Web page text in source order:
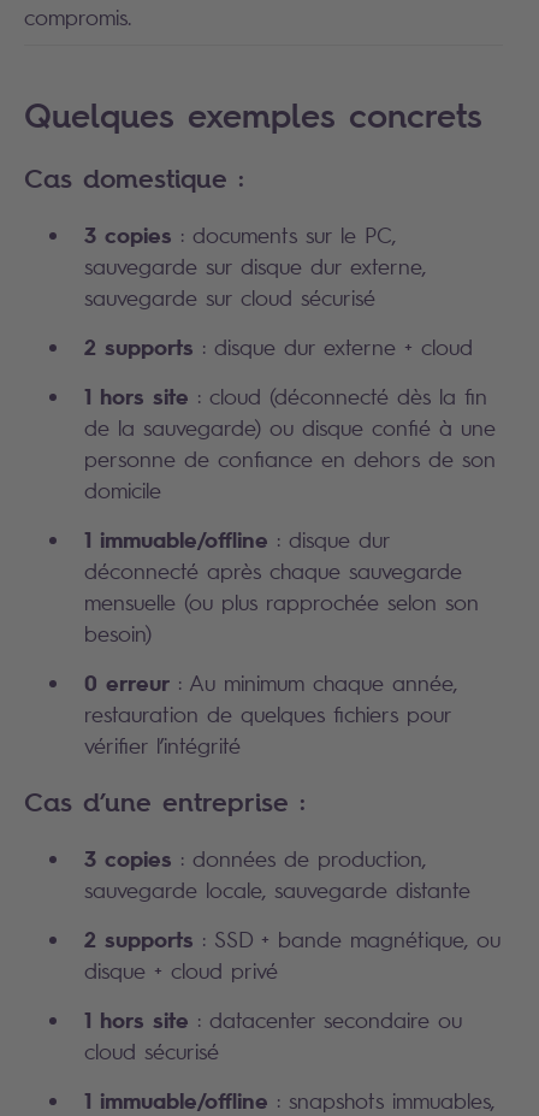
compromis.
Quelques exemples concrets
Cas domestique :
3 copies : documents sur le PC,
sauvegarde sur disque dur externe,
sauvegarde sur cloud sécurisé
2 supports : disque dur externe + cloud
1 hors site : cloud (déconnecté dès la fin
de la sauvegarde) ou disque confié à une
personne de confiance en dehors de son
domicile
1 immuable/offline : disque dur
déconnecté après chaque sauvegarde
mensuelle (ou plus rapprochée selon son
besoin)
0 erreur : Au minimum chaque année,
restauration de quelques fichiers pour
vérifier l’intégrité
Cas d’une entreprise :
3 copies : données de production,
sauvegarde locale, sauvegarde distante
2 supports : SSD + bande magnétique, ou
disque + cloud privé
1 hors site : datacenter secondaire ou
cloud sécurisé
1 immuable/offline : snapshots immuables,